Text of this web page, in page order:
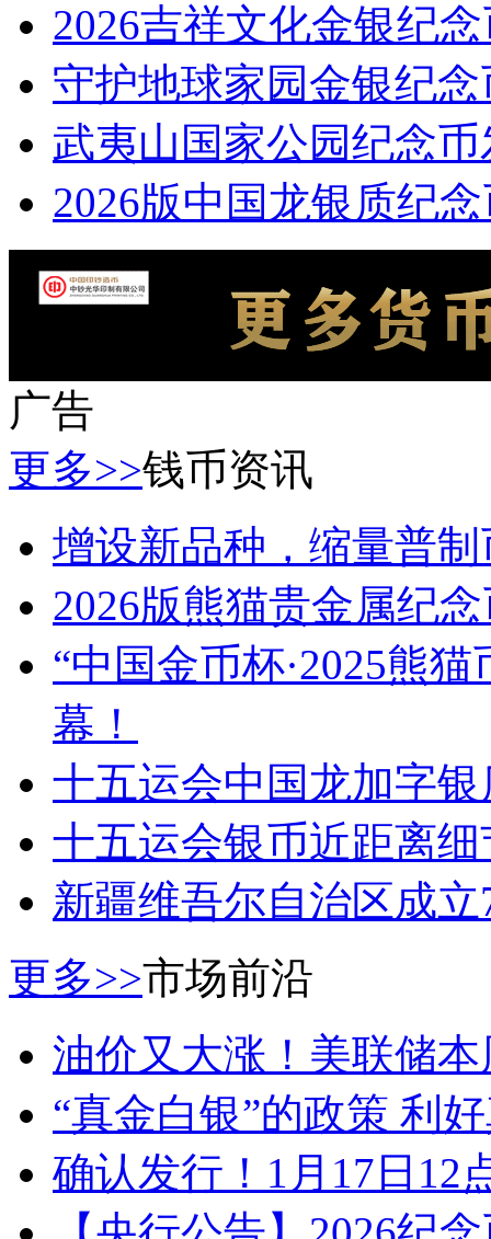
2026吉祥文化金银纪
守护地球家园金银纪
武夷山国家公园纪念
2026版中国龙银质纪
广告
更多>>钱币资讯
增设新品种，缩量普
2026版熊猫贵金属纪
“中国金币杯·2025熊
幕！
十五运会中国龙加字
十五运会银币近距离
新疆维吾尔自治区成
更多>>市场前沿
油价又大涨！美联储
“真金白银”的政策 利
确认发行！1月17日12